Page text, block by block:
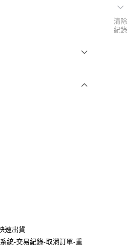
」的支付方式。 讓您購物簡單
速出貨
統-交易紀錄-取消訂單-重
清除
紀錄